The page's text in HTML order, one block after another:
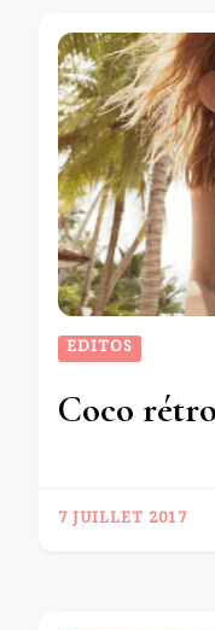
EDITOS
Coco
7 JUILLET 2017